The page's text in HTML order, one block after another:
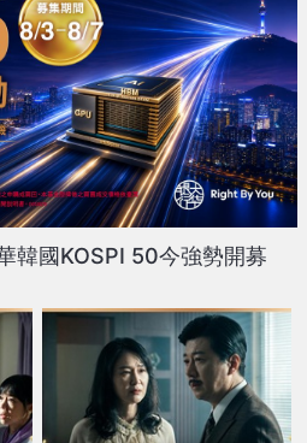
韓國KOSPI 50今強勢開募